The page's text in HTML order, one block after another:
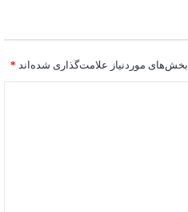
بخش‌های موردنیاز علامت‌گذاری شده‌اند *